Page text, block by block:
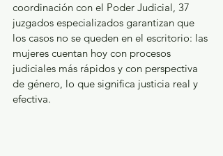
coordinación con el Poder Judicial, 37
juzgados especializados garantizan que
los casos no se queden en el escritorio: las
mujeres cuentan hoy con procesos
judiciales más rápidos y con perspectiva
de género, lo que significa justicia real y
efectiva.